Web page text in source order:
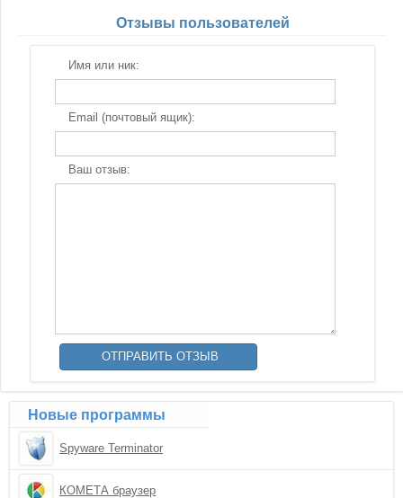
Отзывы пользователей
Имя или ник:
Email (почтовый ящик):
Ваш отзыв:
Новые программы
Spyware Terminator
КОМЕТА браузер